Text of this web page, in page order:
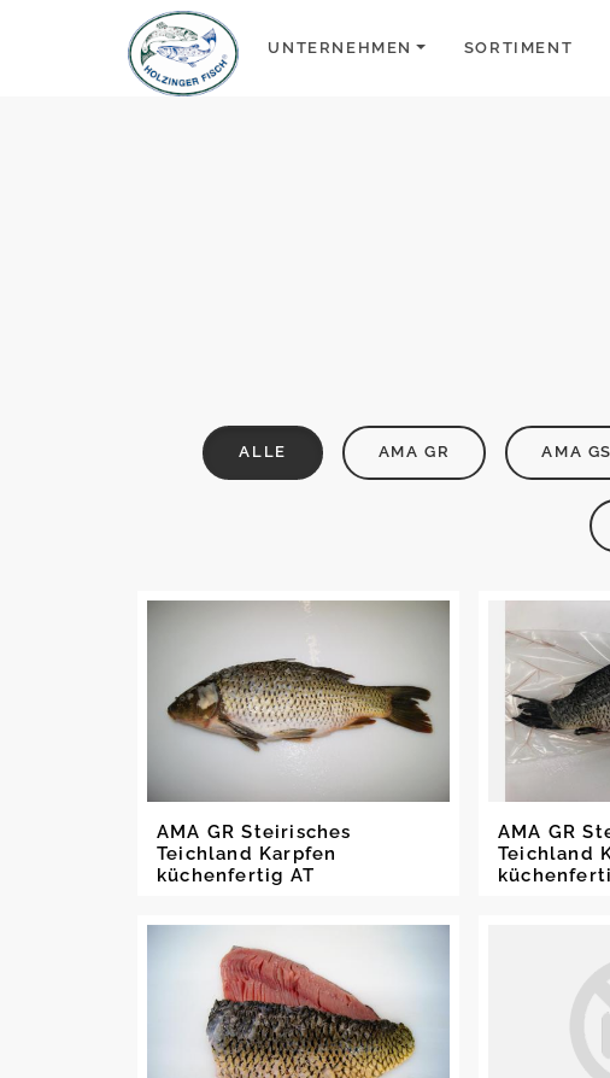
UNTERNEHMEN SORTIMENT
ALLE AMA GR AMA GS
AMA GR Steirisches
Teichland Karpfen
küchenfertig AT
AMA GR
Teichland